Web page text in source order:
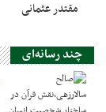
چند رسانه‌ای